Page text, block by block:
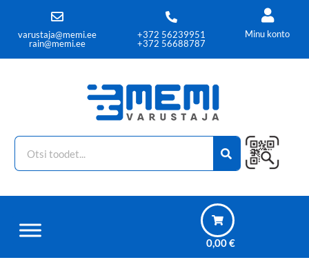
varustaja@memi.ee
rain@memi.ee
+372 56239951
+372 56688787
Minu konto
0,00€